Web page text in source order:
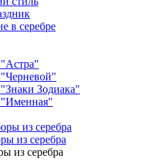
в серебре
Зодиака"
"Именная"
из серебра
из серебра
из серебра